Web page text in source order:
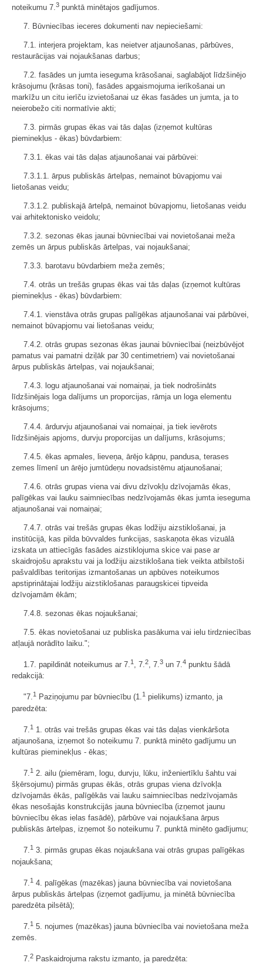
noteikumu 7. 3 punktā minētajos gadījumos.
7. Būvniecības ieceres dokumenti nav nepieciešami:
7.1. interjera projektam, kas neietver atjaunošanas, pārbūves,
restaurācijas vai nojaukšanas darbus;
7.2. fasādes un jumta ieseguma krāsošanai, saglabājot līdzšinējo
krāsojumu (krāsas toni), fasādes apgaismojuma ierīkošanai un
markīžu un citu ierīču izvietošanai uz ēkas fasādes un jumta, ja to
neierobežo citi normatīvie akti;
7.3. pirmās grupas ēkas vai tās daļas (izņemot kultūras
pieminekļus - ēkas) būvdarbiem:
7.3.1. ēkas vai tās daļas atjaunošanai vai pārbūvei:
7.3.1.1. ārpus publiskās ārtelpas, nemainot būvapjomu vai
lietošanas veidu;
7.3.1.2. publiskajā ārtelpā, nemainot būvapjomu, lietošanas veidu
vai arhitektonisko veidolu;
7.3.2. sezonas ēkas jaunai būvniecībai vai novietošanai meža
zemēs un ārpus publiskās ārtelpas, vai nojaukšanai;
7.3.3. barotavu būvdarbiem meža zemēs;
7.4. otrās un trešās grupas ēkas vai tās daļas (izņemot kultūras
pieminekļus - ēkas) būvdarbiem:
7.4.1. vienstāva otrās grupas palīgēkas atjaunošanai vai pārbūvei,
nemainot būvapjomu vai lietošanas veidu;
7.4.2. otrās grupas sezonas ēkas jaunai būvniecībai (neizbūvējot
pamatus vai pamatni dziļāk par 30 centimetriem) vai novietošanai
ārpus publiskās ārtelpas, vai nojaukšanai;
7.4.3. logu atjaunošanai vai nomaiņai, ja tiek nodrošināts
līdzšinējais loga dalījums un proporcijas, rāmja un loga elementu
krāsojums;
7.4.4. ārdurvju atjaunošanai vai nomaiņai, ja tiek ievērots
līdzšinējais apjoms, durvju proporcijas un dalījums, krāsojums;
7.4.5. ēkas apmales, lieveņa, ārējo kāpņu, pandusa, terases
zemes līmenī un ārējo jumtūdeņu novadsistēmu atjaunošanai;
7.4.6. otrās grupas viena vai divu dzīvokļu dzīvojamās ēkas,
palīgēkas vai lauku saimniecības nedzīvojamās ēkas jumta ieseguma
atjaunošanai vai nomaiņai;
7.4.7. otrās vai trešās grupas ēkas lodžiju aizstiklošanai, ja
institūcijā, kas pilda būvvaldes funkcijas, saskaņota ēkas vizuālā
izskata un attiecīgās fasādes aizstiklojuma skice vai pase ar
skaidrojošu aprakstu vai ja lodžiju aizstiklošana tiek veikta atbilstoši
pašvaldības teritorijas izmantošanas un apbūves noteikumos
apstiprinātajai lodžiju aizstiklošanas paraugskicei tipveida
dzīvojamām ēkām;
7.4.8. sezonas ēkas nojaukšanai;
7.5. ēkas novietošanai uz publiska pasākuma vai ielu tirdzniecības
atļaujā norādīto laiku.";
1.7. papildināt noteikumus ar 7.1 , 7.2, 7.3 un 7.4 punktu šādā
redakcijā:
"7.1 Paziņojumu par būvniecību (1.1 pielikums) izmanto, ja
paredzēta:
7. 1 1. otrās vai trešās grupas ēkas vai tās daļas vienkāršota
atjaunošana, izņemot šo noteikumu 7. punktā minēto gadījumu un
kultūras pieminekļus - ēkas;
7.1 2. ailu (piemēram, logu, durvju, lūku, inženiertīklu šahtu vai
šķērsojumu) pirmās grupas ēkās, otrās grupas viena dzīvokļa
dzīvojamās ēkās, palīgēkās vai lauku saimniecības nedzīvojamās
ēkas nesošajās konstrukcijās jauna būvniecība (izņemot jaunu
būvniecību ēkas ielas fasādē), pārbūve vai nojaukšana ārpus
publiskās ārtelpas, izņemot šo noteikumu 7. punktā minēto gadījumu;
7.1 3. pirmās grupas ēkas nojaukšana vai otrās grupas palīgēkas
nojaukšana;
7. 1 4. palīgēkas (mazēkas) jauna būvniecība vai novietošana
ārpus publiskās ārtelpas (izņemot gadījumu, ja minētā būvniecība
paredzēta pilsētā);
7.1 5. nojumes (mazēkas) jauna būvniecība vai novietošana meža
zemēs.
7.2 Paskaidrojuma rakstu izmanto, ja paredzēta: